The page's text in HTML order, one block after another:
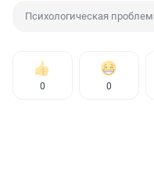
Психологическая
0 0